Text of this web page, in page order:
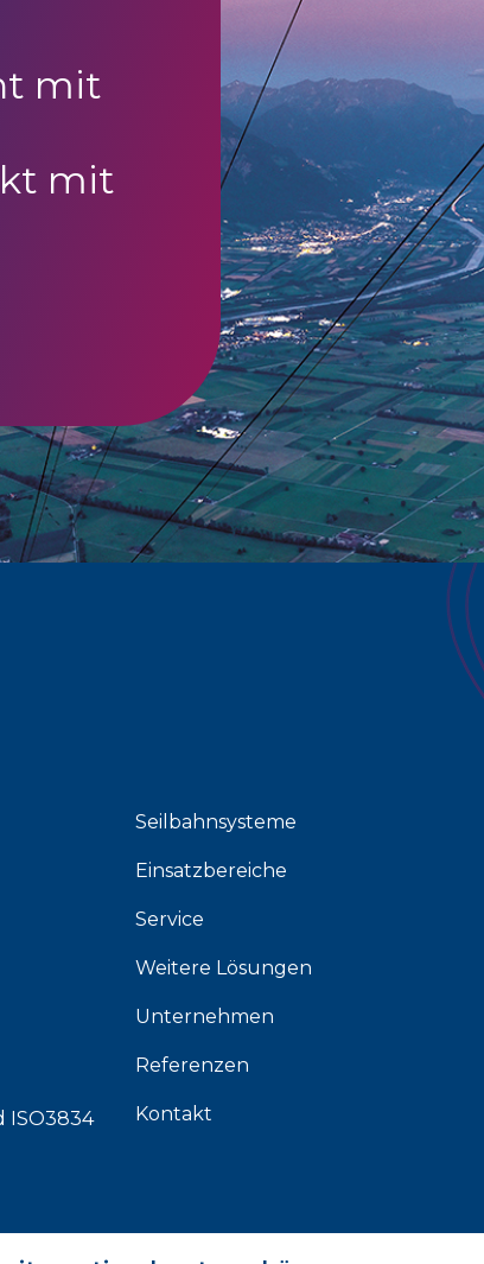
mit
mit
ISO3834
Seilbahnsysteme
Einsatzbereiche
Service
Weitere Lösungen
Unternehmen
Referenzen
Kontakt